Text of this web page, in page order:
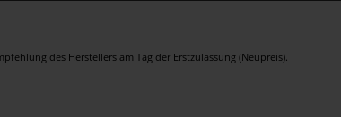
des Herstellers am Tag der Erstzulassung (Neupreis).